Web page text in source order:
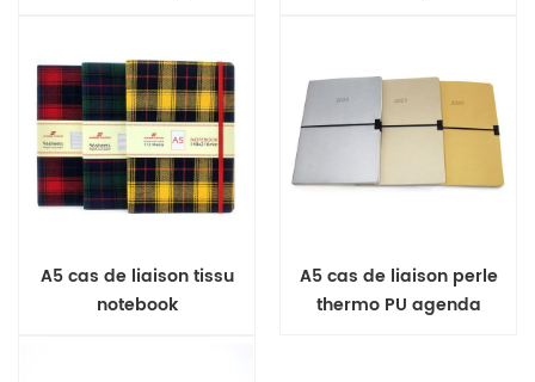
A5 cas de liaison tissu
notebook
A5 cas de liaison perle
thermo PU agenda